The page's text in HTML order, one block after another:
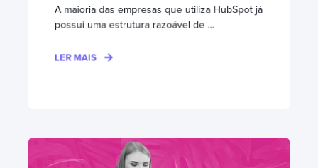
A maioria das empresas que utiliza HubSpot já
possui uma estrutura razoável de ...
LER MAIS